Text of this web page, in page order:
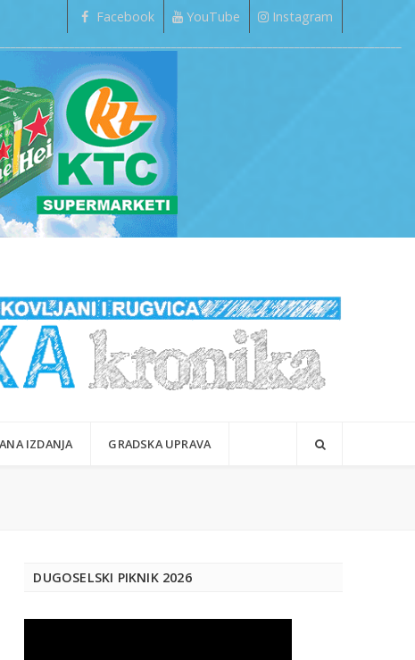
Facebook YouTube Instagram
IZDANJA GRADSKA UPRAVA
DUGOSELSKI PIKNIK 2026